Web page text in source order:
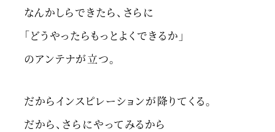
なんかしらできたら、さらに
「どうやったらもっとよくできるか」
のアンテナが立つ。
だからインスピレーションが降りてくる。
だから、さらにやってみるから